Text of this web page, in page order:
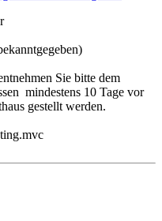
Sie bitte dem
mindestens 10 Tage vor
gestellt werden.